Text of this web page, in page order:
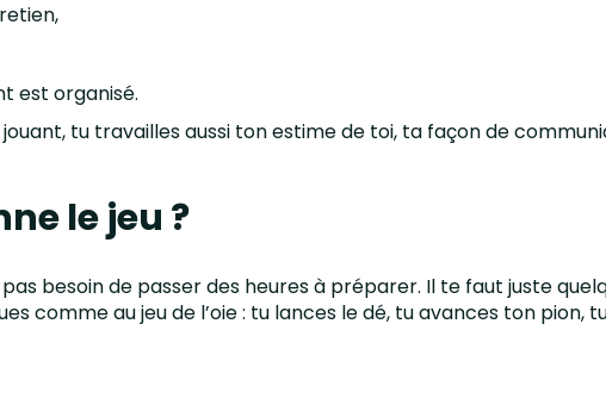
est organisé.
tu travailles aussi ton estime de toi, ta façon de
le jeu ?
besoin de passer des heures à préparer. Il te faut juste
comme au jeu de l’oie : tu lances le dé, tu avances ton